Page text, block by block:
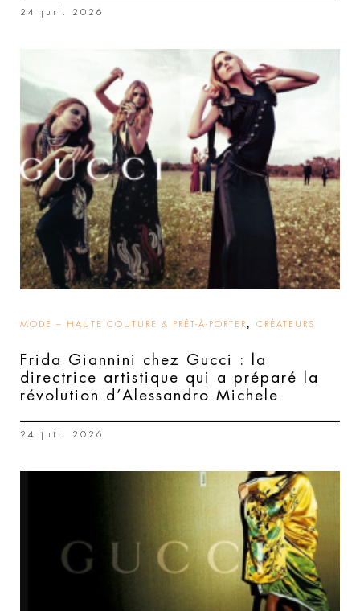
24 juil. 2026
MODE – HAUTE COUTURE & PRÊT-À-PORTER, CRÉATEURS
Frida Giannini chez Gucci : la
directrice artistique qui a préparé la
révolution d’Alessandro Michele
24 juil. 2026